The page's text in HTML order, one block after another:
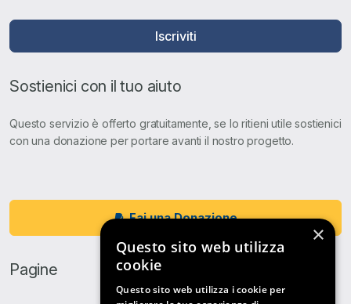
Iscriviti
Sostienici con il tuo aiuto
Questo servizio è offerto gratuitamente, se lo ritieni utile sostienici
con una donazione per portare avanti il nostro progetto.
Fai una Donazione
Pagine
×
Questo sito web utilizza
cookie
Questo sito web utilizza i cookie per